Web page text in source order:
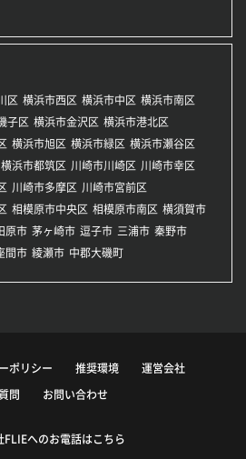
区 横浜市西区 横浜市中区 横浜市南区
子区 横浜市金沢区 横浜市港北区
横浜市旭区 横浜市緑区 横浜市瀬谷区
横浜市都筑区 川崎市川崎区 川崎市幸区
川崎市多摩区 川崎市宮前区
相模原市中央区 相模原市南区 横須賀市
原市 茅ヶ崎市 逗子市 三浦市 秦野市
間市 綾瀬市 中郡大磯町
ポリシー 推奨環境 運営会社
問 お問い合わせ
FLIEへのお電話はこちら